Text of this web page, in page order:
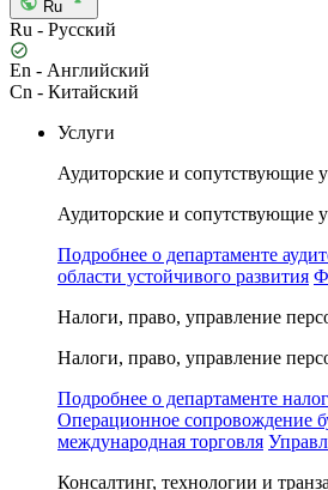
Ru
Ru - Русский
En - Английский
Cn - Китайский
Услуги
Аудиторские и сопутствующие
Аудиторские и сопутствующие
Подробнее о департаменте
области устойчивого развития
Налоги, право, управление
Налоги, право, управление
Подробнее о департаменте
Операционное сопровождение
международная торговля
Консалтинг, технологии и